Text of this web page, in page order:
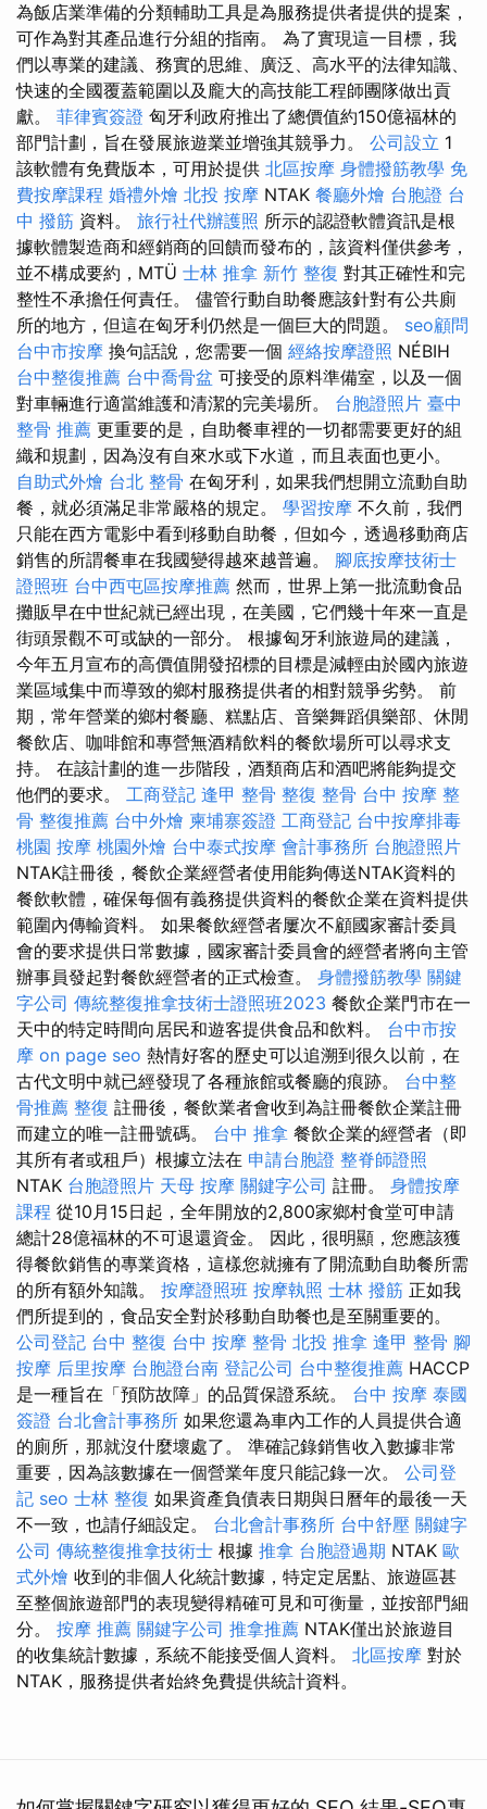
為飯店業準備的分類輔助工具是為服務提供者提供的提案，
可作為對其產品進行分組的指南。 為了實現這一目標，我
們以專業的建議、務實的思維、廣泛、高水平的法律知識、
快速的全國覆蓋範圍以及龐大的高技能工程師團隊做出貢
獻。 菲律賓簽證 匈牙利政府推出了總價值約150億福林的
部門計劃，旨在發展旅遊業並增強其競爭力。 公司設立 1
該軟體有免費版本，可用於提供 北區按摩 身體撥筋教學 免
費按摩課程 婚禮外燴 北投 按摩 NTAK 餐廳外燴 台胞證 台
中 撥筋 資料。 旅行社代辦護照 所示的認證軟體資訊是根
據軟體製造商和經銷商的回饋而發布的，該資料僅供參考，
並不構成要約，MTÜ 士林 推拿 新竹 整復 對其正確性和完
整性不承擔任何責任。 儘管行動自助餐應該針對有公共廁
所的地方，但這在匈牙利仍然是一個巨大的問題。 seo顧問
台中市按摩 換句話說，您需要一個 經絡按摩證照 NÉBIH
台中整復推薦 台中喬骨盆 可接受的原料準備室，以及一個
對車輛進行適當維護和清潔的完美場所。 台胞證照片 臺中
整骨 推薦 更重要的是，自助餐車裡的一切都需要更好的組
織和規劃，因為沒有自來水或下水道，而且表面也更小。
自助式外燴 台北 整骨 在匈牙利，如果我們想開立流動自助
餐，就必須滿足非常嚴格的規定。 學習按摩 不久前，我們
只能在西方電影中看到移動自助餐，但如今，透過移動商店
銷售的所謂餐車在我國變得越來越普遍。 腳底按摩技術士
證照班 台中西屯區按摩推薦 然而，世界上第一批流動食品
攤販早在中世紀就已經出現，在美國，它們幾十年來一直是
街頭景觀不可或缺的一部分。 根據匈牙利旅遊局的建議，
今年五月宣布的高價值開發招標的目標是減輕由於國內旅遊
業區域集中而導致的鄉村服務提供者的相對競爭劣勢。 前
期，常年營業的鄉村餐廳、糕點店、音樂舞蹈俱樂部、休閒
餐飲店、咖啡館和專營無酒精飲料的餐飲場所可以尋求支
持。 在該計劃的進一步階段，酒類商店和酒吧將能夠提交
他們的要求。 工商登記 逢甲 整骨 整復 整骨 台中 按摩 整
骨 整復推薦 台中外燴 柬埔寨簽證 工商登記 台中按摩排毒
桃園 按摩 桃園外燴 台中泰式按摩 會計事務所 台胞證照片
NTAK註冊後，餐飲企業經營者使用能夠傳送NTAK資料的
餐飲軟體，確保每個有義務提供資料的餐飲企業在資料提供
範圍內傳輸資料。 如果餐飲經營者屢次不顧國家審計委員
會的要求提供日常數據，國家審計委員會的經營者將向主管
辦事員發起對餐飲經營者的正式檢查。 身體撥筋教學 關鍵
字公司 傳統整復推拿技術士證照班2023 餐飲企業門市在一
天中的特定時間向居民和遊客提供食品和飲料。 台中市按
摩 on page seo 熱情好客的歷史可以追溯到很久以前，在
古代文明中就已經發現了各種旅館或餐廳的痕跡。 台中整
骨推薦 整復 註冊後，餐飲業者會收到為註冊餐飲企業註冊
而建立的唯一註冊號碼。 台中 推拿 餐飲企業的經營者（即
其所有者或租戶）根據立法在 申請台胞證 整脊師證照
NTAK 台胞證照片 天母 按摩 關鍵字公司 註冊。 身體按摩
課程 從10月15日起，全年開放的2,800家鄉村食堂可申請
總計28億福林的不可退還資金。 因此，很明顯，您應該獲
得餐飲銷售的專業資格，這樣您就擁有了開流動自助餐所需
的所有額外知識。 按摩證照班 按摩執照 士林 撥筋 正如我
們所提到的，食品安全對於移動自助餐也是至關重要的。
公司登記 台中 整復 台中 按摩 整骨 北投 推拿 逢甲 整骨 腳
按摩 后里按摩 台胞證台南 登記公司 台中整復推薦 HACCP
是一種旨在「預防故障」的品質保證系統。 台中 按摩 泰國
簽證 台北會計事務所 如果您還為車內工作的人員提供合適
的廁所，那就沒什麼壞處了。 準確記錄銷售收入數據非常
重要，因為該數據在一個營業年度只能記錄一次。 公司登
記 seo 士林 整復 如果資產負債表日期與日曆年的最後一天
不一致，也請仔細設定。 台北會計事務所 台中舒壓 關鍵字
公司 傳統整復推拿技術士 根據 推拿 台胞證過期 NTAK 歐
式外燴 收到的非個人化統計數據，特定定居點、旅遊區甚
至整個旅遊部門的表現變得精確可見和可衡量，並按部門細
分。 按摩 推薦 關鍵字公司 推拿推薦 NTAK僅出於旅遊目
的收集統計數據，系統不能接受個人資料。 北區按摩 對於
NTAK，服務提供者始終免費提供統計資料。